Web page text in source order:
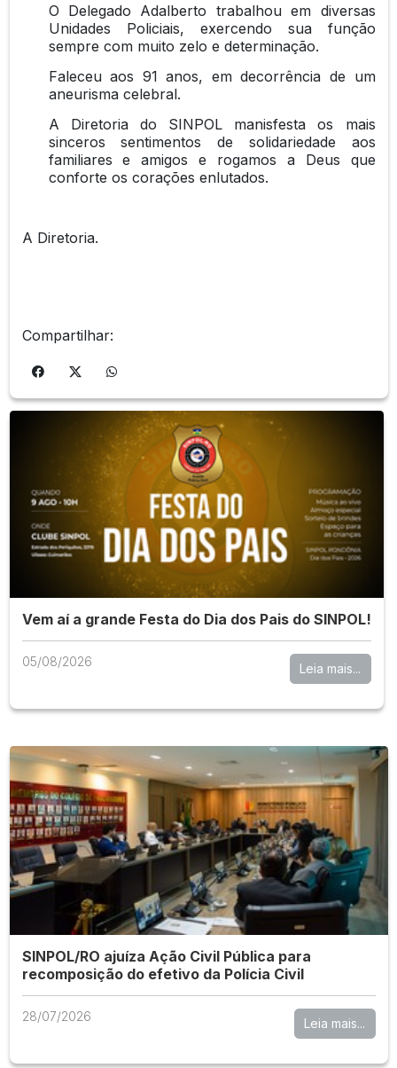
O Delegado Adalberto trabalhou em diversas
Unidades Policiais, exercendo sua função
sempre com muito zelo e determinação.
Faleceu aos 91 anos, em decorrência de um
aneurisma celebral.
A Diretoria do SINPOL manisfesta os mais
sinceros sentimentos de solidariedade aos
familiares e amigos e rogamos a Deus que
conforte os corações enlutados.
A Diretoria.
Compartilhar:
Vem aí a grande Festa do Dia dos Pais do SINPOL!
05/08/2026 Leia mais...
SINPOL/RO ajuíza Ação Civil Pública para
recomposição do efetivo da Polícia Civil
28/07/2026 Leia mais...